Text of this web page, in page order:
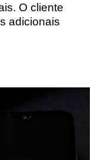
O cliente
adicionais